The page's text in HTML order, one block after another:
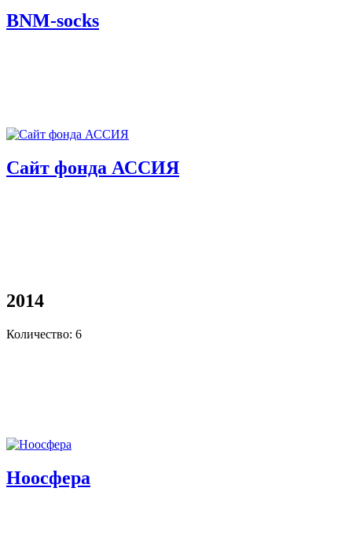
BNM-socks
Сайт фонда АССИЯ
2014
Количество: 6
Ноосфера